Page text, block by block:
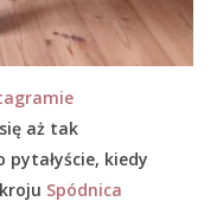
aż tak
kiedy
Spódnica